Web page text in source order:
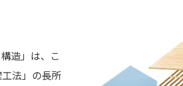
造」は、こ
法」の長所